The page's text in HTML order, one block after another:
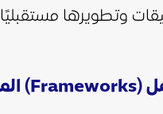
وتطويرها